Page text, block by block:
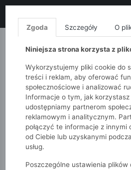
MONNARI QUIOSQUE
51015kids
Akcesoria
Skarpetki w dinozaury - 3pak dla
Zgoda Szczegóły O
Niniejsza strona korzysta z
Wykorzystujemy pliki cookie do
treści i reklam, aby oferować
społecznościowe i analizować
Informacje o tym, jak
udostępniamy partnerom
reklamowym i analitycznym.
połączyć te informacje z innymi
od Ciebie lub uzyskanymi
usług.
Poszczególne ustawienia plików